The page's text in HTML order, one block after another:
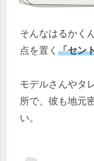
そんなはるかく
点を置く 「セン
モデルさんやタ
所で、彼も地元
い。